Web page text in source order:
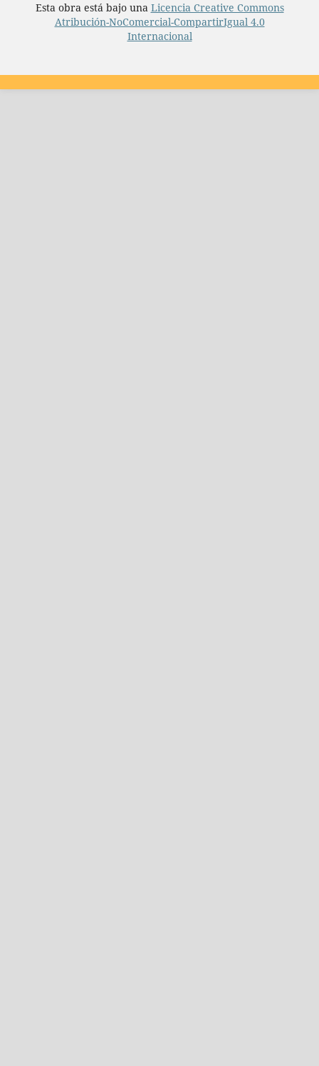
Esta obra está bajo una Licencia Creative Commons
Atribución-NoComercial-CompartirIgual 4.0
Internacional